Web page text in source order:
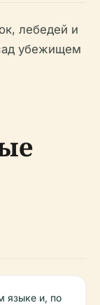
лебедей и
убежищем
языке и, по